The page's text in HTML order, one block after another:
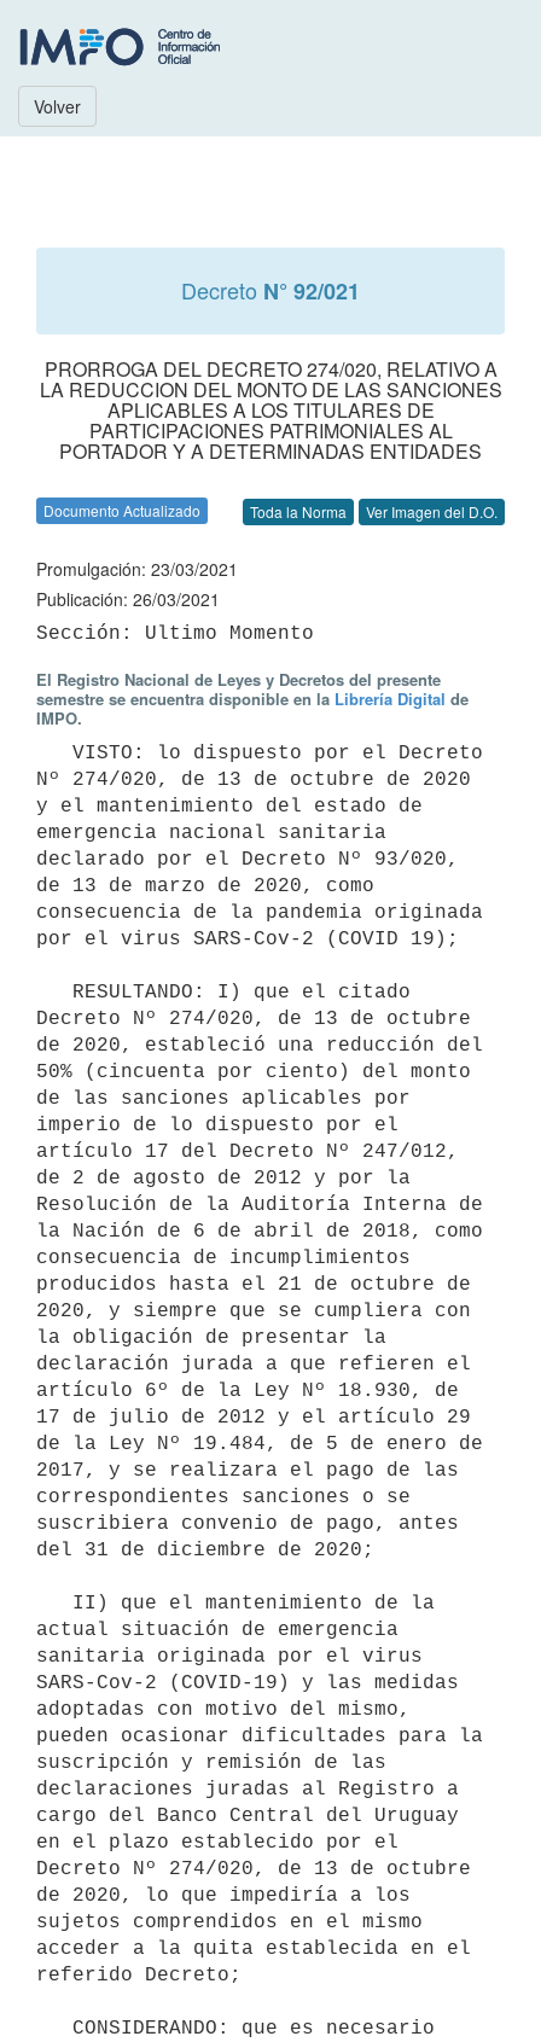
Volver
Decreto N° 92/021
PRORROGA DEL DECRETO 274/020, RELATIVO A
LA REDUCCION DEL MONTO DE LAS SANCIONES
APLICABLES A LOS TITULARES DE
PARTICIPACIONES PATRIMONIALES AL
PORTADOR Y A DETERMINADAS ENTIDADES
Documento Actualizado Toda la Norma Ver Imagen del D.O.
Promulgación: 23/03/2021
Publicación: 26/03/2021
El Registro Nacional de Leyes y Decretos del presente
semestre se encuentra disponible en la Librería Digital de
IMPO.
Nº 274/020, de 13 de octubre de 2020
y el mantenimiento del estado de
emergencia nacional sanitaria
declarado por el Decreto Nº 93/020,
de 13 de marzo de 2020, como
consecuencia de la pandemia originada
por el virus SARS-Cov-2 (COVID 19);
Decreto Nº 274/020, de 13 de octubre
de 2020, estableció una reducción del
50% (cincuenta por ciento) del monto
de las sanciones aplicables por
imperio de lo dispuesto por el
artículo 17 del Decreto Nº 247/012,
de 2 de agosto de 2012 y por la
Resolución de la Auditoría Interna de
la Nación de 6 de abril de 2018, como
consecuencia de incumplimientos
producidos hasta el 21 de octubre de
2020, y siempre que se cumpliera con
la obligación de presentar la
declaración jurada a que refieren el
artículo 6º de la Ley Nº 18.930, de
17 de julio de 2012 y el artículo 29
de la Ley Nº 19.484, de 5 de enero de
2017, y se realizara el pago de las
correspondientes sanciones o se
suscribiera convenio de pago, antes
del 31 de diciembre de 2020;
actual situación de emergencia
sanitaria originada por el virus
SARS-Cov-2 (COVID-19) y las medidas
adoptadas con motivo del mismo,
pueden ocasionar dificultades para la
suscripción y remisión de las
declaraciones juradas al Registro a
cargo del Banco Central del Uruguay
en el plazo establecido por el
Decreto Nº 274/020, de 13 de octubre
de 2020, lo que impediría a los
sujetos comprendidos en el mismo
acceder a la quita establecida en el
referido Decreto;